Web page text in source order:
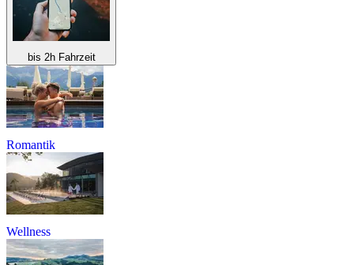
bis 2h Fahrzeit
Romantik
Wellness